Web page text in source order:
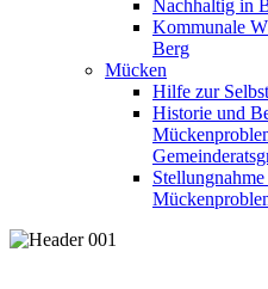
Nachhaltig in
Kommunale
Berg
Mücken
Hilfe zur
Historie und